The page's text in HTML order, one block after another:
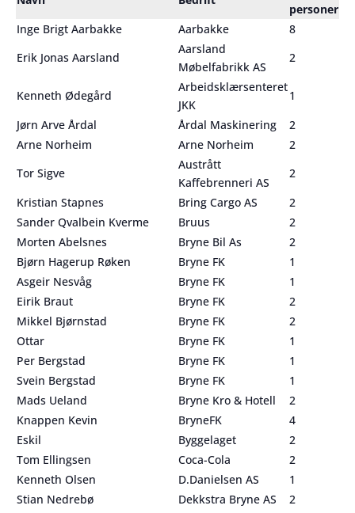
personer
Inge Brigt Aarbakke
Aarbakke
8
Erik Jonas Aarsland
Aarsland
Møbelfabrikk AS
2
Kenneth Ødegård
Arbeidsklærsenteret
JKK
1
Jørn Arve Årdal
Årdal Maskinering
2
Arne Norheim
Arne Norheim
2
Tor Sigve
Austrått
Kaffebrenneri AS
2
Kristian Stapnes
Bring Cargo AS
2
Sander Qvalbein Kverme
Bruus
2
Morten Abelsnes
Bryne Bil As
2
Bjørn Hagerup Røken
Bryne FK
1
Asgeir Nesvåg
Bryne FK
1
Eirik Braut
Bryne FK
2
Mikkel Bjørnstad
Bryne FK
2
Ottar
Bryne FK
1
Per Bergstad
Bryne FK
1
Svein Bergstad
Bryne FK
1
Mads Ueland
Bryne Kro & Hotell
2
Knappen Kevin
BryneFK
4
Eskil
Byggelaget
2
Tom Ellingsen
Coca-Cola
2
Kenneth Olsen
D.Danielsen AS
1
Stian Nedrebø
Dekkstra Bryne AS
2